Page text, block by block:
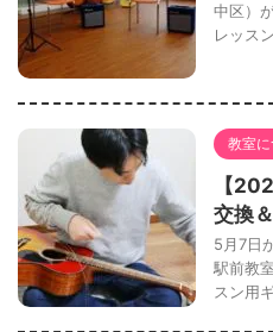
中区）
レッス
教室
【
交換
5月7日
駅前教
スン用